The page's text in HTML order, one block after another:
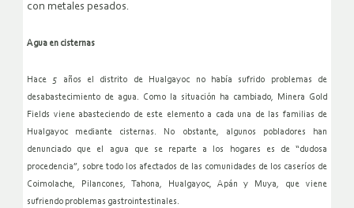
con metales pesados.
Agua en cisternas
Hace 5 años el distrito de Hualgayoc no había sufrido problemas de
desabastecimiento de agua. Como la situación ha cambiado, Minera Gold
Fields viene abasteciendo de este elemento a cada una de las familias de
Hualgayoc mediante cisternas. No obstante, algunos pobladores han
denunciado que el agua que se reparte a los hogares es de “dudosa
procedencia”, sobre todo los afectados de las comunidades de los caseríos de
Coimolache, Pilancones, Tahona, Hualgayoc, Apán y Muya, que viene
sufriendo problemas gastrointestinales.